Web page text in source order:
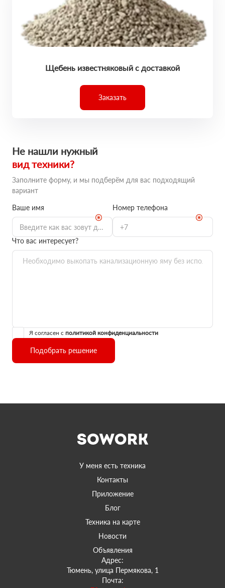
Щебень известняковый с доставкой
Заказать
Не нашли нужный
вид техники?
Заполните форму, и мы подберём для вас подходящий
вариант
Ваше имя
Номер телефона
Что вас интересует?
Я согласен с политикой конфиденциальности
Подобрать решение
У меня есть техника
Контакты
Приложение
Блог
Техника на карте
Новости
Объявления
Адрес:
Тюмень, улица Пермякова, 1
Почта: